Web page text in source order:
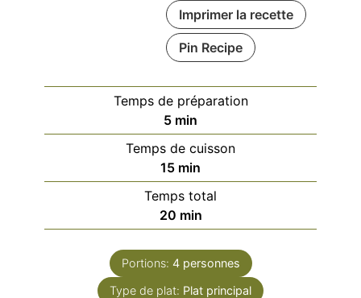
Imprimer la recette
Pin Recipe
Temps de préparation
5minutes
min
Temps de cuisson
15minutes
min
Temps total
20minutes
min
Portions: 4 personnes
Type de plat: Plat principal